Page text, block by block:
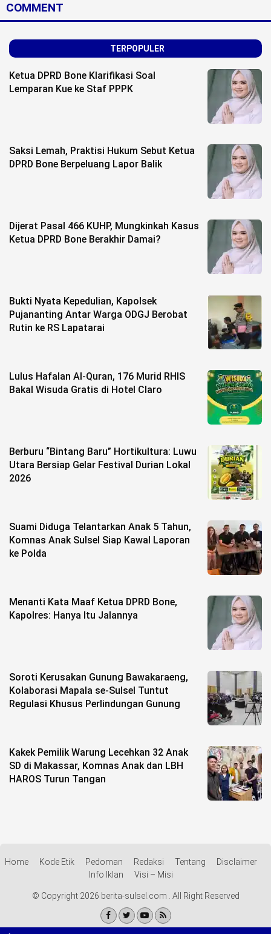
COMMENT
TERPOPULER
Ketua DPRD Bone Klarifikasi Soal
Lemparan Kue ke Staf PPPK
Saksi Lemah, Praktisi Hukum Sebut Ketua
DPRD Bone Berpeluang Lapor Balik
Dijerat Pasal 466 KUHP, Mungkinkah Kasus
Ketua DPRD Bone Berakhir Damai?
Bukti Nyata Kepedulian, Kapolsek
Pujananting Antar Warga ODGJ Berobat
Rutin ke RS Lapatarai
Lulus Hafalan Al-Quran, 176 Murid RHIS
Bakal Wisuda Gratis di Hotel Claro
Berburu “Bintang Baru” Hortikultura: Luwu
Utara Bersiap Gelar Festival Durian Lokal
2026
Suami Diduga Telantarkan Anak 5 Tahun,
Komnas Anak Sulsel Siap Kawal Laporan
ke Polda
Menanti Kata Maaf Ketua DPRD Bone,
Kapolres: Hanya Itu Jalannya
Soroti Kerusakan Gunung Bawakaraeng,
Kolaborasi Mapala se-Sulsel Tuntut
Regulasi Khusus Perlindungan Gunung
Kakek Pemilik Warung Lecehkan 32 Anak
SD di Makassar, Komnas Anak dan LBH
HAROS Turun Tangan
Home Kode Etik Pedoman Redaksi Tentang
Disclaimer
Info Iklan
Visi – Misi
© Copyright 2026 berita-sulsel.com . All Right Reserved